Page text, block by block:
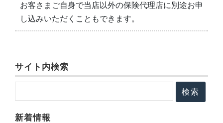
お客さまご自身で当店以外の保険代理店に別途お申
し込みいただくこともできます。
サイト内検索
新着情報